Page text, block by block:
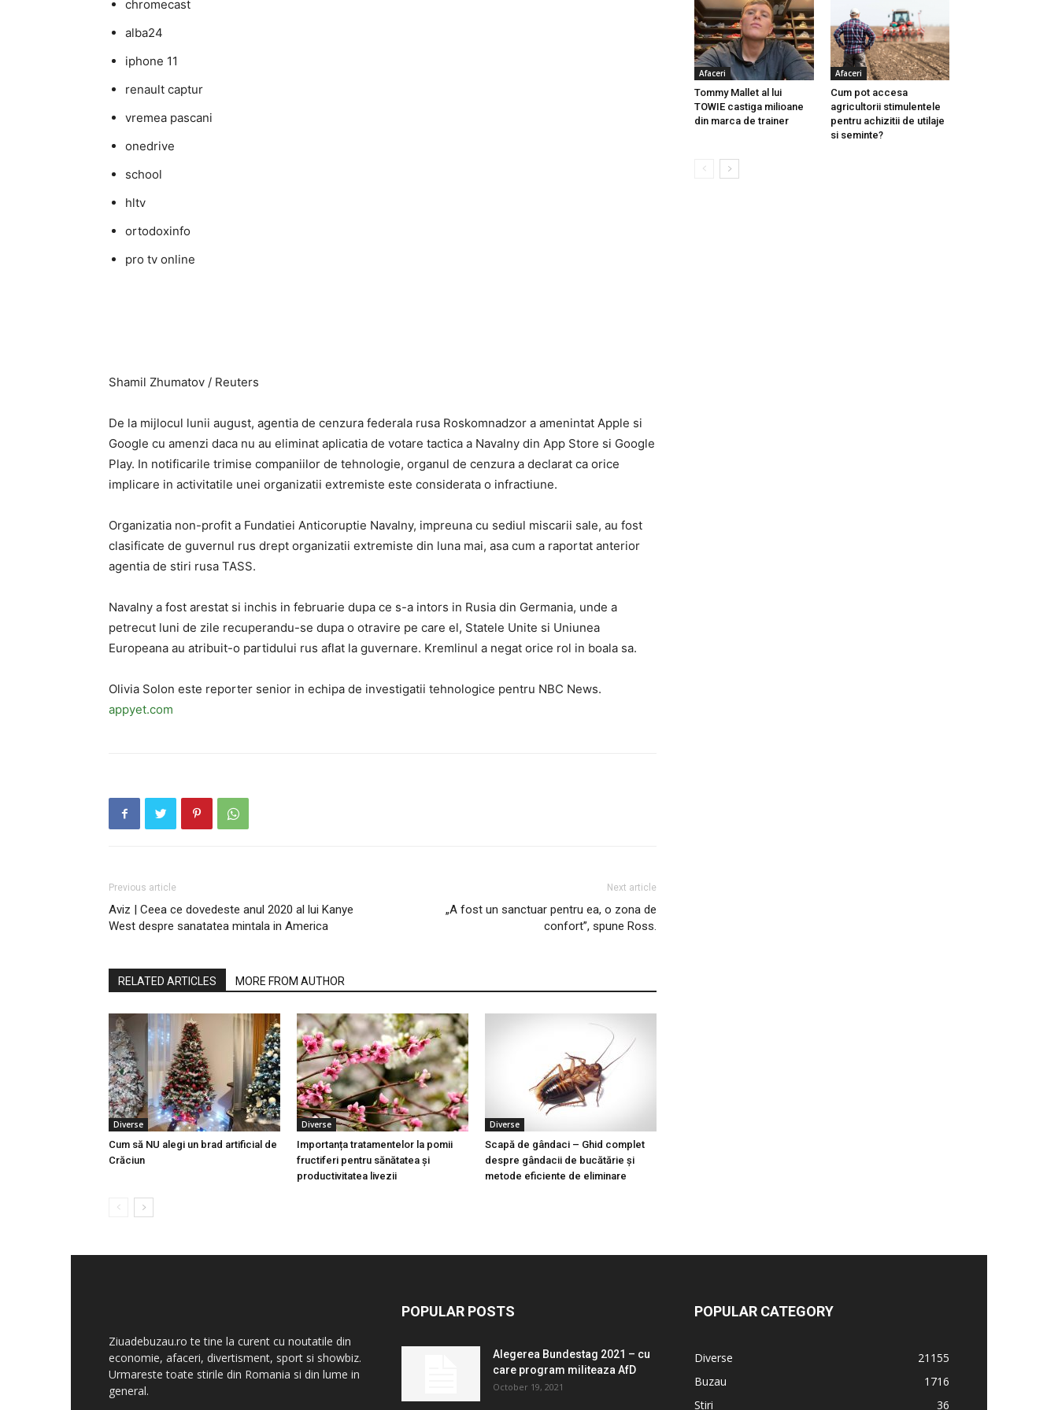
chromecast
alba24
iphone 11
renault captur
vremea pascani
onedrive
school
hltv
ortodoxinfo
pro tv online
Shamil Zhumatov / Reuters
De la mijlocul lunii august, agentia de cenzura federala rusa Roskomnadzor a amenintat Apple si
Google cu amenzi daca nu au eliminat aplicatia de votare tactica a Navalny din App Store si Google
Play. In notificarile trimise companiilor de tehnologie, organul de cenzura a declarat ca orice
implicare in activitatile unei organizatii extremiste este considerata o infractiune.
Organizatia non-profit a Fundatiei Anticoruptie Navalny, impreuna cu sediul miscarii sale, au fost
clasificate de guvernul rus drept organizatii extremiste din luna mai, asa cum a raportat anterior
agentia de stiri rusa TASS.
Navalny a fost arestat si inchis in februarie dupa ce s-a intors in Rusia din Germania, unde a
petrecut luni de zile recuperandu-se dupa o otravire pe care el, Statele Unite si Uniunea
Europeana au atribuit-o partidului rus aflat la guvernare. Kremlinul a negat orice rol in boala sa.
Olivia Solon este reporter senior in echipa de investigatii tehnologice pentru NBC News.
appyet.com
Previous article
Aviz | Ceea ce dovedeste anul 2020 al lui Kanye
West despre sanatatea mintala in America
Next article
„A fost un sanctuar pentru ea, o zona de
confort”, spune Ross.
RELATED ARTICLES MORE FROM AUTHOR
Diverse
Cum să NU alegi un brad artificial de
Crăciun
Diverse
Importanța tratamentelor la pomii
fructiferi pentru sănătatea și
productivitatea livezii
Diverse
Scapă de gândaci – Ghid complet
despre gândacii de bucătărie și
metode eficiente de eliminare
Afaceri
Tommy Mallet al lui
TOWIE castiga milioane
din marca de trainer
Afaceri
Cum pot accesa
agricultorii stimulentele
pentru achizitii de utilaje
si seminte?
Ziuadebuzau.ro te tine la curent cu noutatile din
economie, afaceri, divertisment, sport si showbiz.
Urmareste toate stirile din Romania si din lume in
general.
POPULAR POSTS
Alegerea Bundestag 2021 – cu
care program militeaza AfD
October 19, 2021
POPULAR CATEGORY
Diverse
21155
Buzau
1716
Stiri
36